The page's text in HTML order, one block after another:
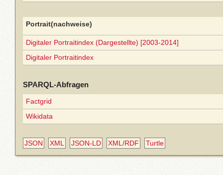
Portrait(nachweise)
Digitaler Portraitindex (Dargestellte) [2003-2014]
Digitaler Portraitindex
SPARQL-Abfragen
Factgrid
Wikidata
JSON XML JSON-LD XML/RDF Turtle